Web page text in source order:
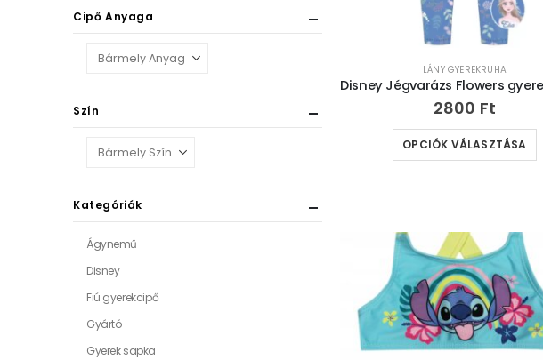
LÁNY GYEREKRUHA
2800 Ft
OPCIÓK VÁLASZTÁSA
Cipő Anyaga
Szín
Kategóriák
Ágynemű
Disney
Fiú gyerekcipő
Gyártó
Gyerek sapka